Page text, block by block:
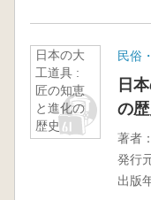
日本の大
工道具 :
匠の知恵
と進化の
歴史
民俗
日
の
著者：
発行
出版